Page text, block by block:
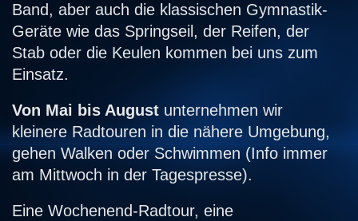
Band, aber auch die klassischen Gymnastik-
Geräte wie das Springseil, der Reifen, der
Stab oder die Keulen kommen bei uns zum
Einsatz.
Von Mai bis August unternehmen wir
kleinere Radtouren in die nähere Umgebung,
gehen Walken oder Schwimmen (Info immer
am Mittwoch in der Tagespresse).
Eine Wochenend-Radtour, eine